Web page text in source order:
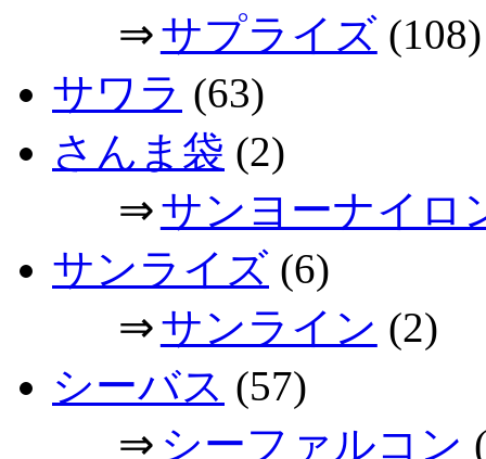
⇒サプライズ(108)
サワラ (63)
さんま袋 (2)
⇒サンヨーナイロ
サンライズ (6)
⇒サンライン (2)
シーバス (57)
⇒ シーファルコン